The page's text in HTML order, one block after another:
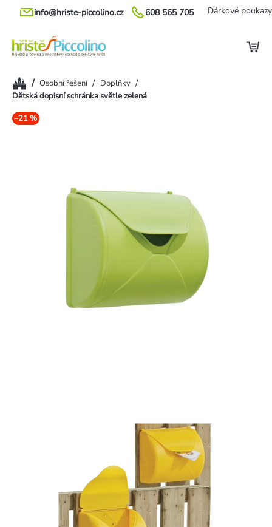
Přejít
608 565 705
info@hriste-piccolino.cz Dárkové poukazy
Domů/ Osobní řešení / Doplňky /
Dětská dopisní schránka světle zelená
–21 %